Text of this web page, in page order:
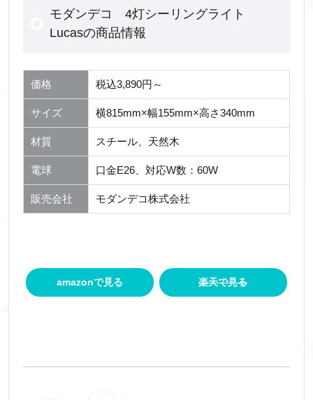
モダンデコ 4灯シーリングライト
Lucasの商品情報
価格 税込3,890円～
サイズ 横815mm×幅155mm×高さ340mm
材質 スチール、天然木
電球 口金E26、対応W数：60W
販売会社 モダンデコ株式会社
amazonで見る 楽天で見る